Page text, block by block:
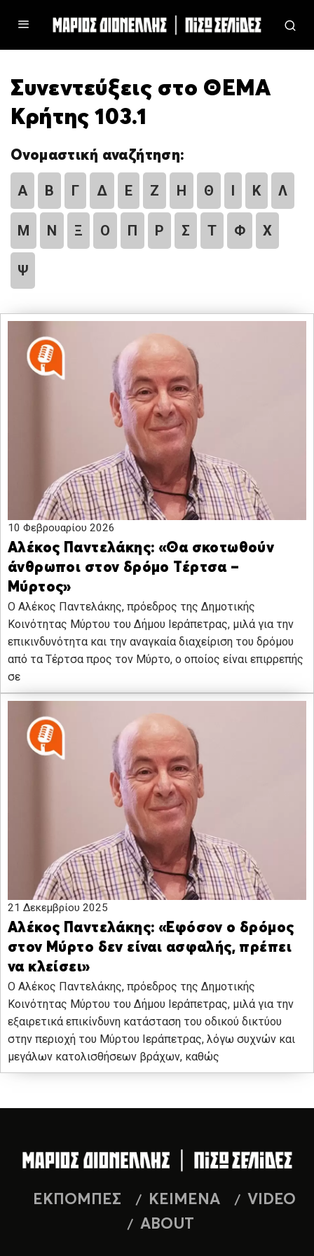
Συνεντεύξεις στο ΘΕΜΑ
Κρήτης 103.1
Ονομαστική αναζήτηση:
Α Β Γ Δ Ε Ζ Η Θ Ι Κ Λ
Μ Ν Ξ Ο Π Ρ Σ Τ Φ Χ
Ψ
10 Φεβρουαρίου 2026
Αλέκος Παντελάκης: «Θα σκοτωθούν
άνθρωποι στον δρόμο Τέρτσα –
Μύρτος»
Ο Αλέκος Παντελάκης, πρόεδρος της Δημοτικής
Κοινότητας Μύρτου του Δήμου Ιεράπετρας, μιλά για την
επικινδυνότητα και την αναγκαία διαχείριση του δρόμου
από τα Τέρτσα προς τον Μύρτο, ο οποίος είναι επιρρεπής
σε
21 Δεκεμβρίου 2025
Αλέκος Παντελάκης: «Εφόσον ο δρόμος
στον Μύρτο δεν είναι ασφαλής, πρέπει
να κλείσει»
Ο Αλέκος Παντελάκης, πρόεδρος της Δημοτικής
Κοινότητας Μύρτου του Δήμου Ιεράπετρας, μιλά για την
εξαιρετικά επικίνδυνη κατάσταση του οδικού δικτύου
στην περιοχή του Μύρτου Ιεράπετρας, λόγω συχνών και
μεγάλων κατολισθήσεων βράχων, καθώς
ΕΚΠΟΜΠΕΣ ΚΕΙΜΕΝΑ
VIDEO
ABOUT